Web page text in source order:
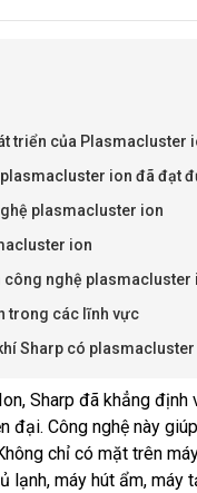
triển của Plasmacluster
ion đã đạt
plasmacluster ion
ion
công nghệ plasmacluster
trong các lĩnh vực
Sharp có
Sharp đã khẳng
đại. Công nghệ này
chỉ có mặt trên
lạnh, máy hút ẩm,